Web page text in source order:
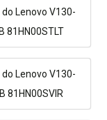
Lenovo V130-
81HN00STLT
Lenovo V130-
81HN00SVIR